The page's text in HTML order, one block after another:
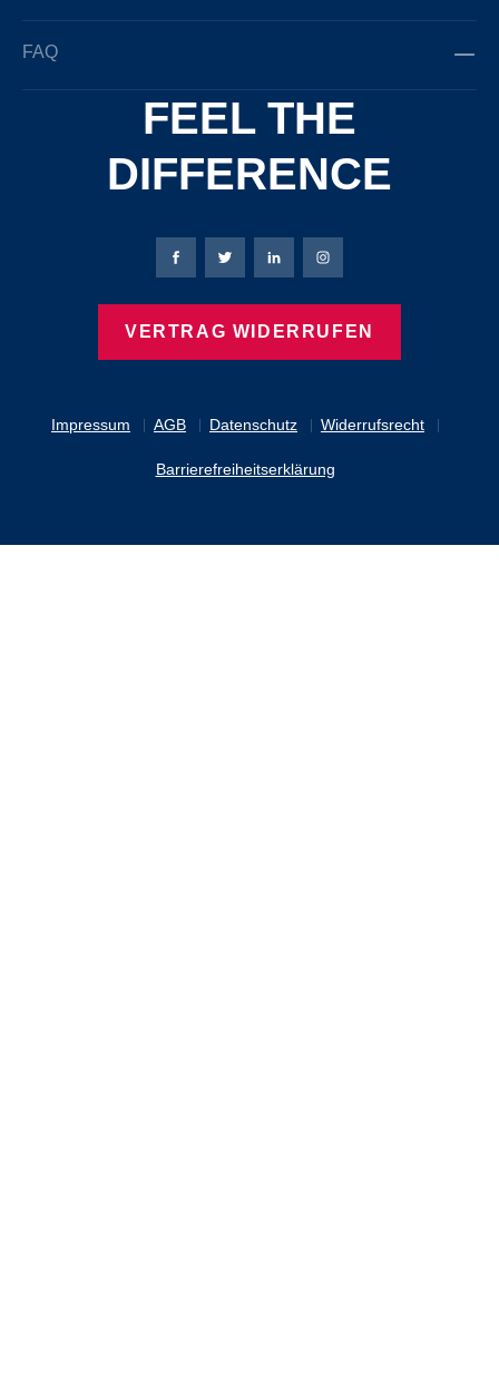
FAQ
FEEL THE
DIFFERENCE
Impressum AGB Datenschutz Widerrufsrecht
Barrierefreiheitserklärung
Bierbaum-Proenen Facebook-Seite
Bierbaum-Proenen Twitter Seite
Bierbaum-Proenen LinkedIn
Bierbaum-Proenen
VERTRAG WIDERRUFEN